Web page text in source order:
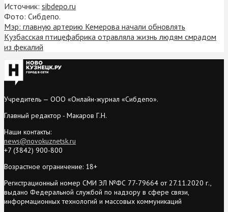
Источник: sibdepo.ru
Фото: Сибдепо.
Мэр: главную артерию Кемерова начали обновлять
Кузбасская птицефабрика отравляла жизнь людям смрадом
из фекалий
Учредитель — ООО «Онлайн-журнал «Сибдепо».
Главный редактор - Макаров Г.Н.
Наши контакты:
news@novokuznetsk.ru
+7 (3842) 900-800
Возрастное ограничение: 18+
Регистрационный номер СМИ ЭЛ №ФС 77-79664 от 27.11.2020 г.,
выдано Федеральной службой по надзору в сфере связи,
информационных технологий и массовых коммуникаций